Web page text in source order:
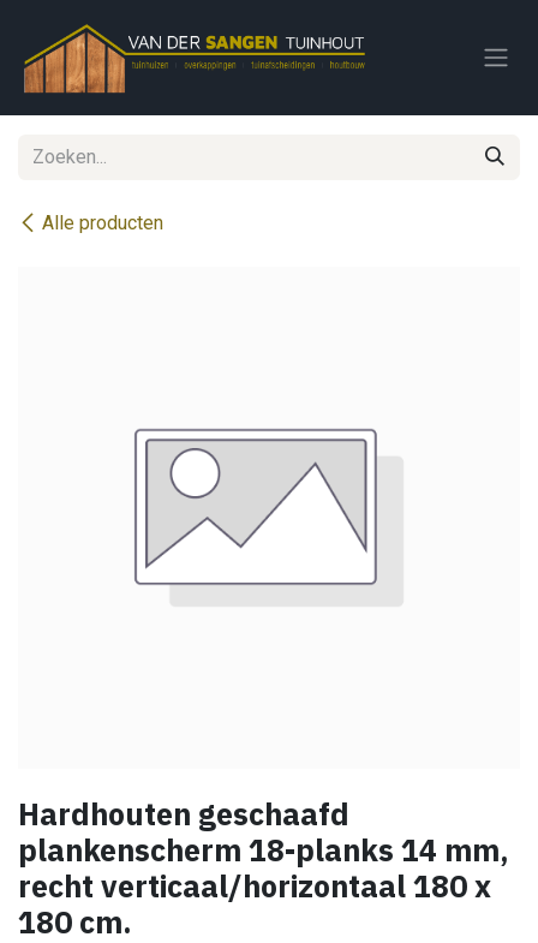
Alle producten
Hardhouten geschaafd
plankenscherm 18-planks 14 mm,
recht verticaal/horizontaal 180 x
180 cm.